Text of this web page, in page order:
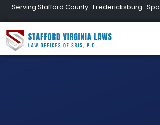
Serving Stafford County · Fredericksburg ·